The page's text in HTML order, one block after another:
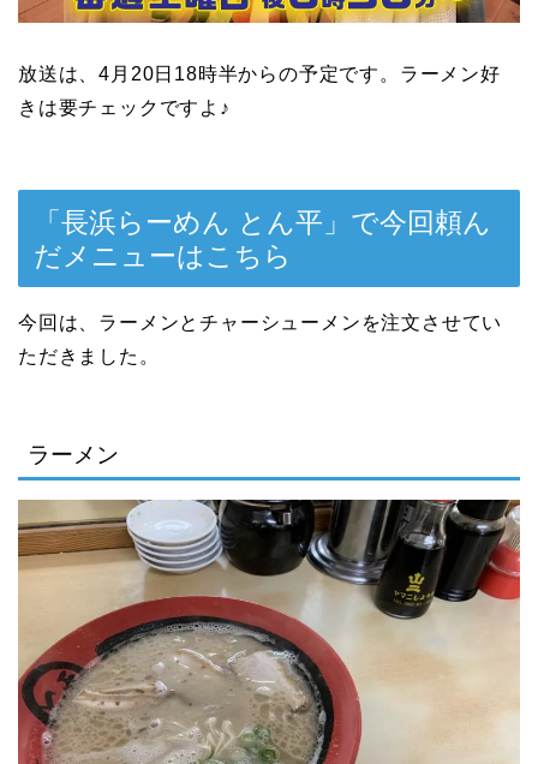
放送は、4月20日18時半からの予定です。ラーメン好
きは要チェックですよ♪
「長浜らーめん とん平」で今回頼ん
だメニューはこちら
今回は、ラーメンとチャーシューメンを注文させてい
ただきました。
ラーメン